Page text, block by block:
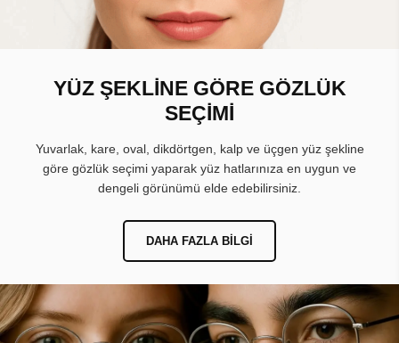
YÜZ ŞEKLİNE GÖRE GÖZLÜK
SEÇİMİ
Yuvarlak, kare, oval, dikdörtgen, kalp ve üçgen yüz şekline
göre gözlük seçimi yaparak yüz hatlarınıza en uygun ve
dengeli görünümü elde edebilirsiniz.
DAHA FAZLA BILGI